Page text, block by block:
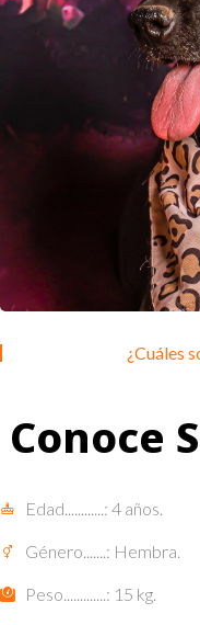
¿Cuáles
Conoce
Edad............: 4 años.
Género.......: Hembra.
Peso.............: 15 kg.